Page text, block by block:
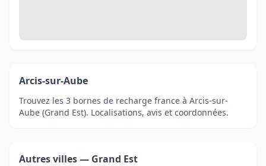
Arcis-sur-Aube
Trouvez les 3 bornes de recharge france à Arcis-sur-
Aube (Grand Est). Localisations, avis et coordonnées.
Autres villes — Grand Est